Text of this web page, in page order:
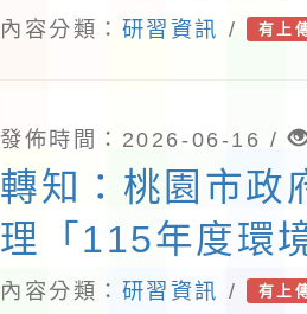
用故事生成世界
內容分類： 研習資訊 / 有上
發佈時間：2026-06-16 /
轉知：桃園市政
理「115年度環
認證(法規篇)展
內容分類： 研習資訊 / 有上